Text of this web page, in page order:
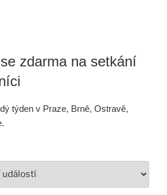
zdarma na setkání
týden v Praze, Brně, Ostravě,